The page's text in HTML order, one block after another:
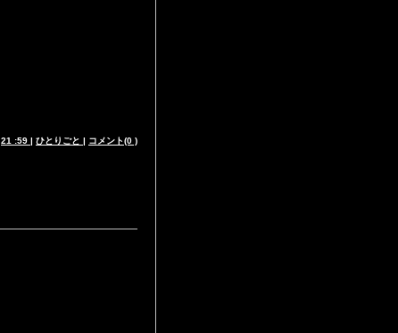
21 :59 | ひとりごと | コメント(0 )